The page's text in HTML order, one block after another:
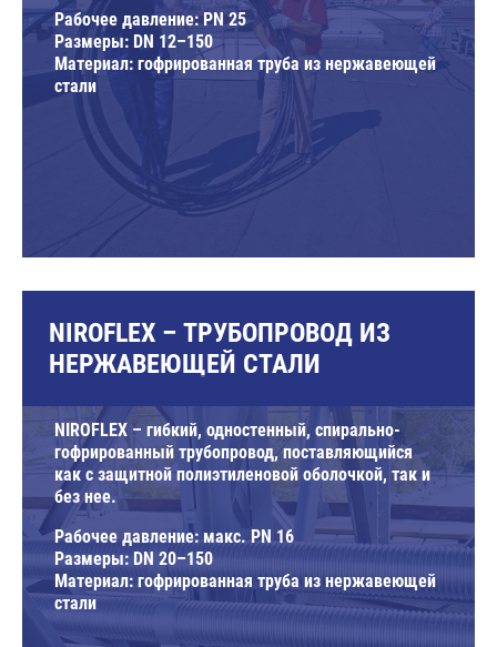
Рабочее давление: PN 25
Размеры: DN 12–150
Материал: гофрированная труба из нержавеющей
стали
NIROFLEX – ТРУБОПРОВОД ИЗ
НЕРЖАВЕЮЩЕЙ СТАЛИ
NIROFLEX – гибкий, одностенный, спирально-
гофрированный трубопровод, поставляющийся
как с защитной полиэтиленовой оболочкой, так и
без нее.
Рабочее давление: макс. PN 16
Размеры: DN 20–150
Материал: гофрированная труба из нержавеющей
стали